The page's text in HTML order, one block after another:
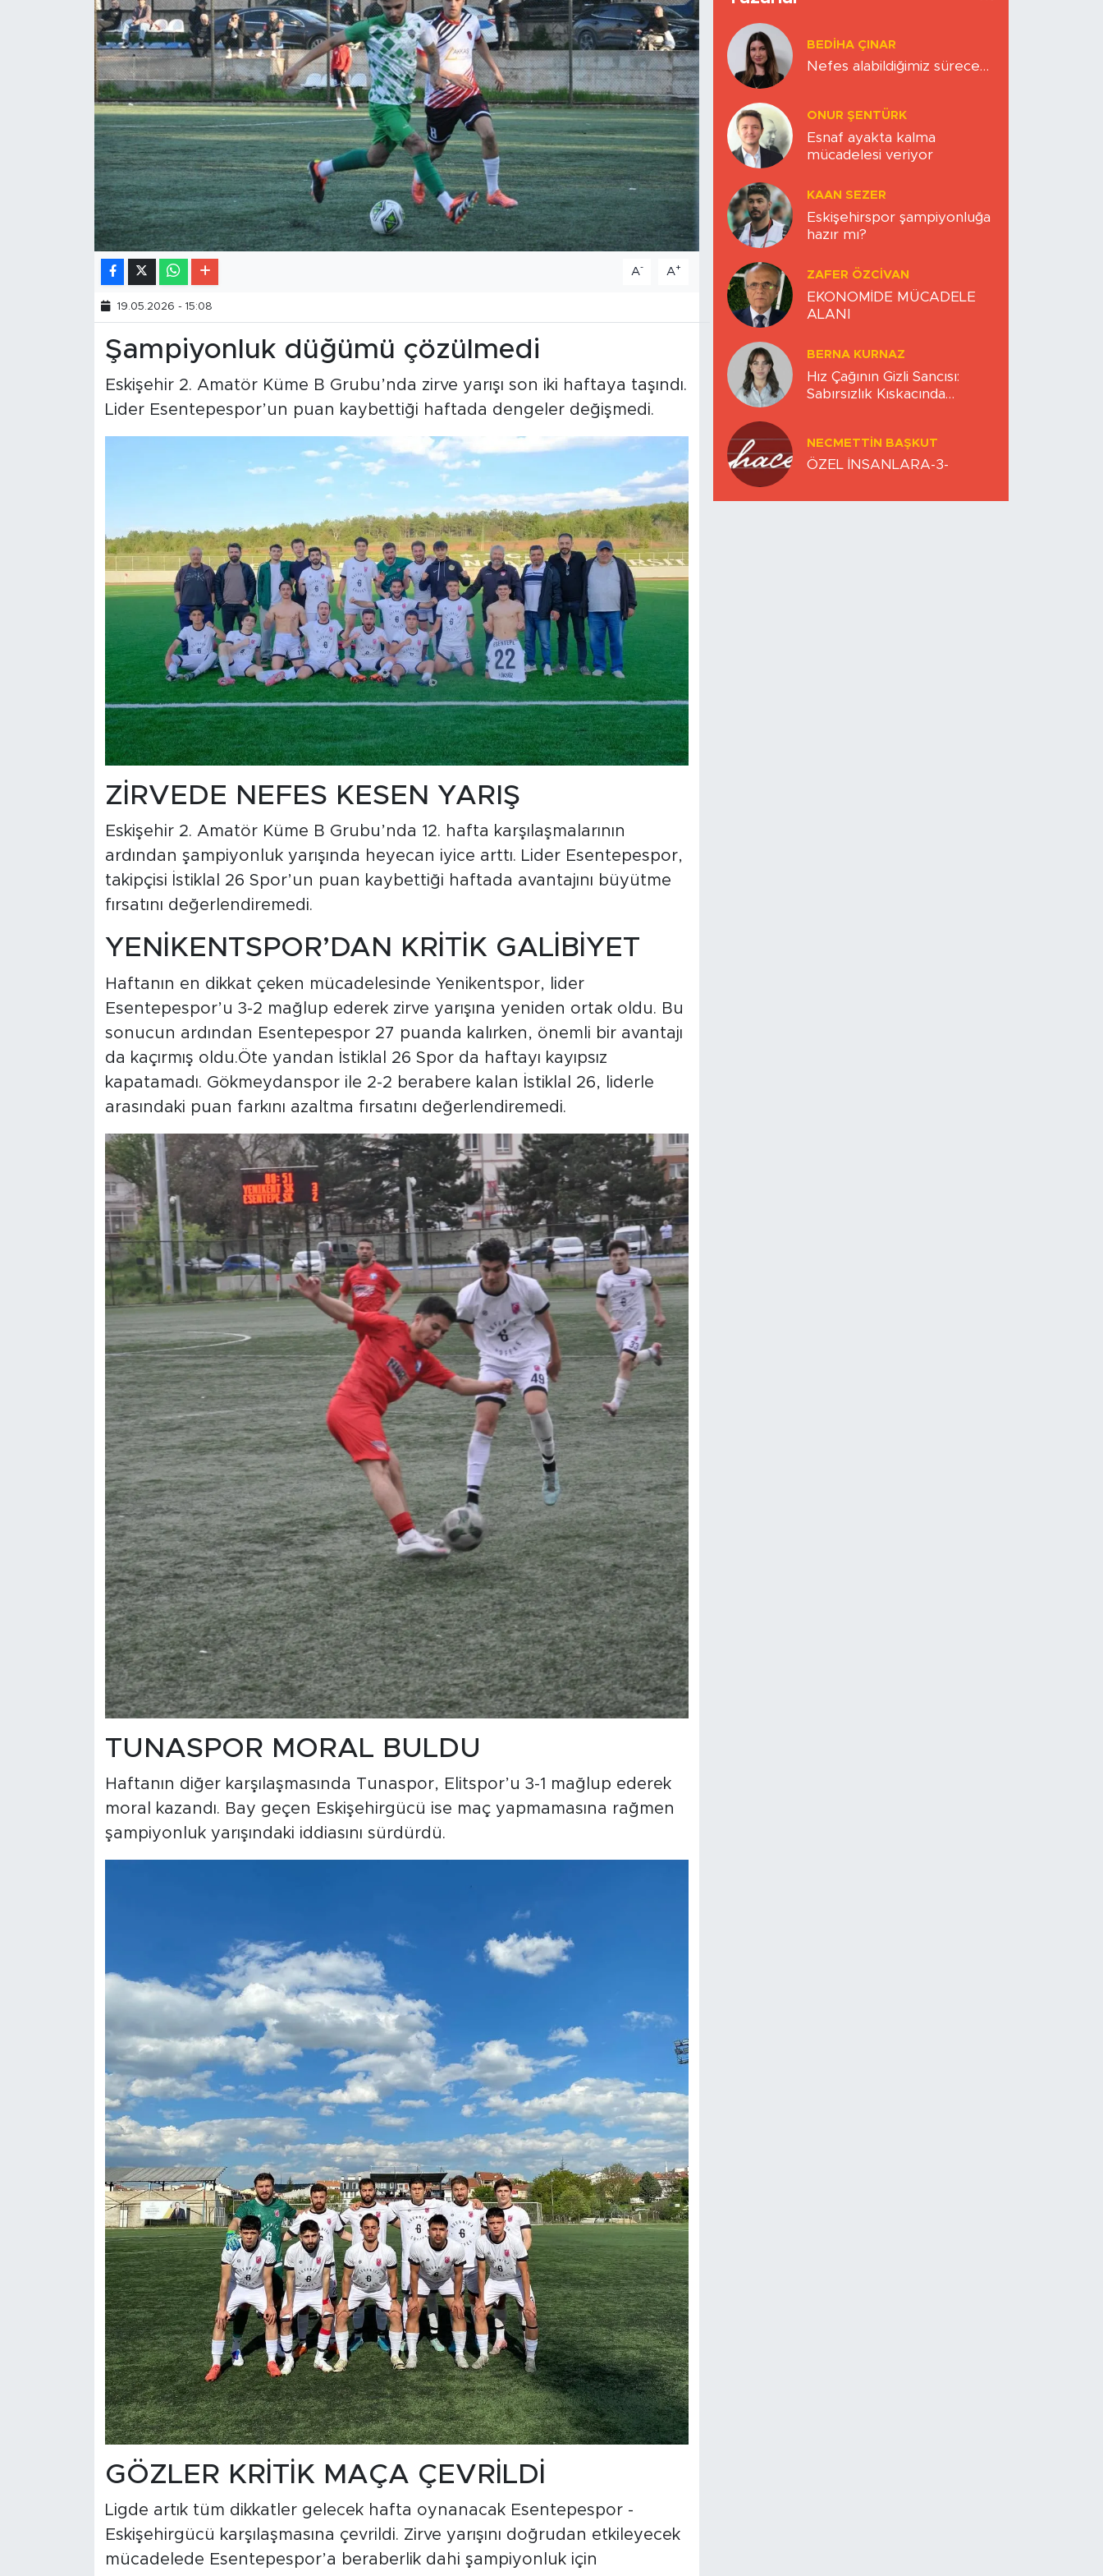
A- A+
19.05.2026 - 15:08
Şampiyonluk düğümü çözülmedi
Eskişehir 2. Amatör Küme B Grubu’nda zirve yarışı son iki haftaya taşındı.
Lider Esentepespor’un puan kaybettiği haftada dengeler değişmedi.
ZİRVEDE NEFES KESEN YARIŞ
Eskişehir 2. Amatör Küme B Grubu’nda 12. hafta karşılaşmalarının
ardından şampiyonluk yarışında heyecan iyice arttı. Lider Esentepespor,
takipçisi İstiklal 26 Spor’un puan kaybettiği haftada avantajını büyütme
fırsatını değerlendiremedi.
YENİKENTSPOR’DAN KRİTİK GALİBİYET
Haftanın en dikkat çeken mücadelesinde Yenikentspor, lider
Esentepespor’u 3-2 mağlup ederek zirve yarışına yeniden ortak oldu. Bu
sonucun ardından Esentepespor 27 puanda kalırken, önemli bir avantajı
da kaçırmış oldu.Öte yandan İstiklal 26 Spor da haftayı kayıpsız
kapatamadı. Gökmeydanspor ile 2-2 berabere kalan İstiklal 26, liderle
arasındaki puan farkını azaltma fırsatını değerlendiremedi.
TUNASPOR MORAL BULDU
Haftanın diğer karşılaşmasında Tunaspor, Elitspor’u 3-1 mağlup ederek
moral kazandı. Bay geçen Eskişehirgücü ise maç yapmamasına rağmen
şampiyonluk yarışındaki iddiasını sürdürdü.
GÖZLER KRİTİK MAÇA ÇEVRİLDİ
Ligde artık tüm dikkatler gelecek hafta oynanacak Esentepespor -
Eskişehirgücü karşılaşmasına çevrildi. Zirve yarışını doğrudan etkileyecek
mücadelede Esentepespor’a beraberlik dahi şampiyonluk için
BEDIHA ÇINAR
Nefes alabildiğimiz sürece…
ONUR ŞENTÜRK
Esnaf ayakta kalma
mücadelesi veriyor
KAAN SEZER
Eskişehirspor şampiyonluğa
hazır mı?
ZAFER ÖZCIVAN
EKONOMİDE MÜCADELE
ALANI
BERNA KURNAZ
Hız Çağının Gizli Sancısı:
Sabırsızlık Kıskacında
NECMETTIN BAŞKUT
ÖZEL İNSANLARA-3-